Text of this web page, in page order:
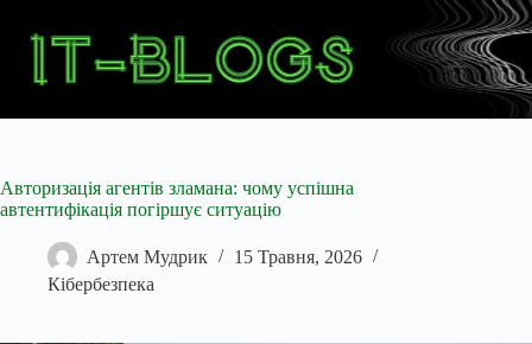
Авторизація агентів зламана: чому успішна
автентифікація погіршує ситуацію
Артем Мудрик
15 Травня, 2026
Кібербезпека